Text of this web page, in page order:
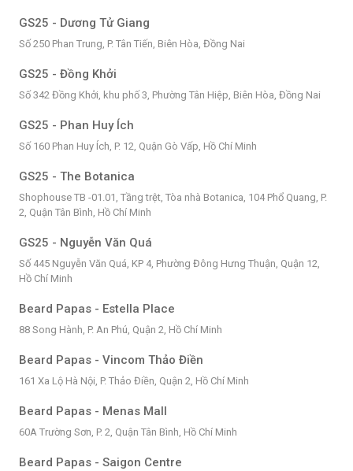
GS25 - Dương Tử Giang
Số 250 Phan Trung, P. Tân Tiến, Biên Hòa, Đồng Nai
GS25 - Đồng Khởi
Số 342 Đồng Khởi, khu phố 3, Phường Tân Hiệp, Biên Hòa, Đồng Nai
GS25 - Phan Huy Ích
Số 160 Phan Huy Ích, P. 12, Quận Gò Vấp, Hồ Chí Minh
GS25 - The Botanica
Shophouse TB -01.01, Tầng trệt, Tòa nhà Botanica, 104 Phổ Quang, P.
2, Quận Tân Bình, Hồ Chí Minh
GS25 - Nguyễn Văn Quá
Số 445 Nguyễn Văn Quá, KP 4, Phường Đông Hưng Thuận, Quận 12,
Hồ Chí Minh
Beard Papas - Estella Place
88 Song Hành, P. An Phú, Quận 2, Hồ Chí Minh
Beard Papas - Vincom Thảo Điền
161 Xa Lộ Hà Nội, P. Thảo Điền, Quận 2, Hồ Chí Minh
Beard Papas - Menas Mall
60A Trường Sơn, P. 2, Quận Tân Bình, Hồ Chí Minh
Beard Papas - Saigon Centre